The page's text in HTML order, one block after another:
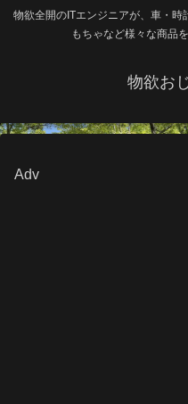
物欲全開のITエンジニアが、車・
もちゃなど様々な商品
物欲お
Adv